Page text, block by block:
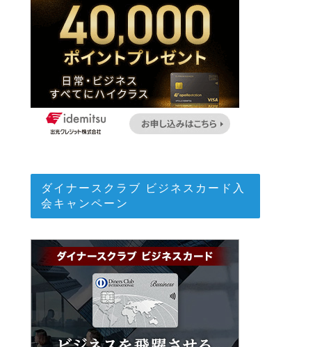
ダイナースクラブ ビジネスカード入
会キャンペーン